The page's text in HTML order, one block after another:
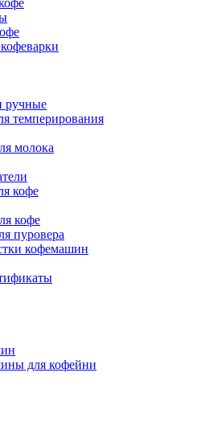
ручные
темперирования
молока
кофе
кофе
пуровера
кофемашин
для кофейни